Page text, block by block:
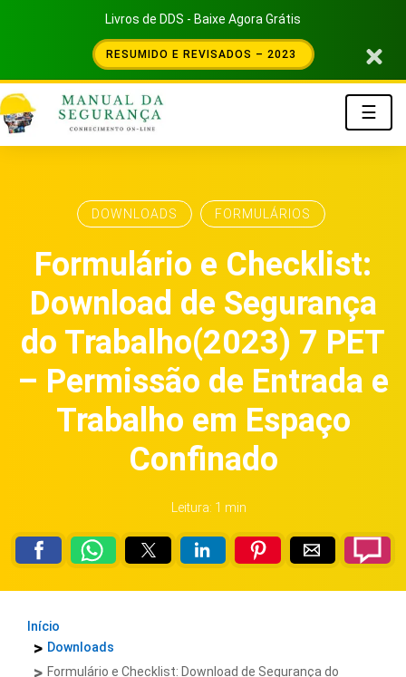
Livros de DDS - Baixe Agora Grátis
RESUMIDO E REVISADOS – 2023
☰
DOWNLOADS FORMULÁRIOS
Formulário e Checklist:
Download de Segurança
do Trabalho(2023) 7 PET
– Permissão de Entrada e
Trabalho em Espaço
Confinado
Leitura: 1 min
Início
Downloads
Formulário e Checklist: Download de Segurança do